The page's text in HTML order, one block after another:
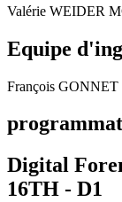
Valérie WEIDER
Equipe
François GONNET
Digital
16TH - D1